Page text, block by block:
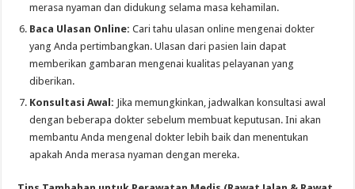
merasa nyaman dan didukung selama masa kehamilan.
Baca Ulasan Online: Cari tahu ulasan online mengenai dokter
yang Anda pertimbangkan. Ulasan dari pasien lain dapat
memberikan gambaran mengenai kualitas pelayanan yang
diberikan.
Konsultasi Awal: Jika memungkinkan, jadwalkan konsultasi awal
dengan beberapa dokter sebelum membuat keputusan. Ini akan
membantu Anda mengenal dokter lebih baik dan menentukan
apakah Anda merasa nyaman dengan mereka.